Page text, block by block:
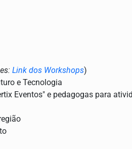
Link dos Workshops)
e Tecnologia
Eventos" e pedagogas para